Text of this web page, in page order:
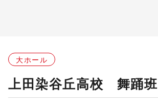
大ホール
上田染谷丘高校 舞踊班